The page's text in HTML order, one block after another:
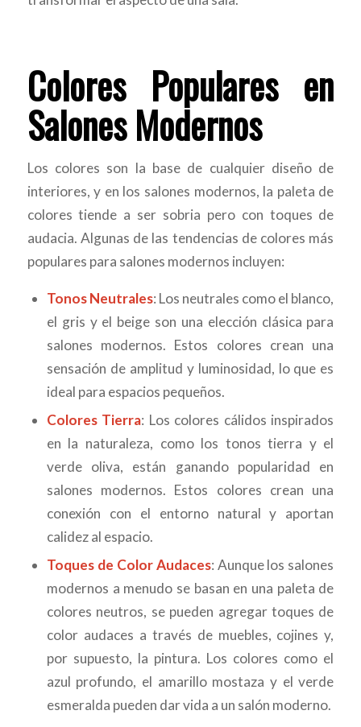
Colores Populares en
Salones Modernos
Los colores son la base de cualquier diseño de
interiores, y en los salones modernos, la paleta de
colores tiende a ser sobria pero con toques de
audacia. Algunas de las tendencias de colores más
populares para salones modernos incluyen:
Tonos Neutrales: Los neutrales como el blanco,
el gris y el beige son una elección clásica para
salones modernos. Estos colores crean una
sensación de amplitud y luminosidad, lo que es
ideal para espacios pequeños.
Colores Tierra: Los colores cálidos inspirados
en la naturaleza, como los tonos tierra y el
verde oliva, están ganando popularidad en
salones modernos. Estos colores crean una
conexión con el entorno natural y aportan
calidez al espacio.
Toques de Color Audaces: Aunque los salones
modernos a menudo se basan en una paleta de
colores neutros, se pueden agregar toques de
color audaces a través de muebles, cojines y,
por supuesto, la pintura. Los colores como el
azul profundo, el amarillo mostaza y el verde
esmeralda pueden dar vida a un salón moderno.